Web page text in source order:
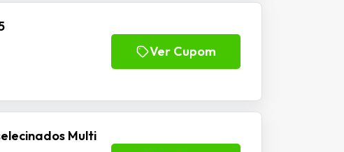
Ver Cupom
Multi